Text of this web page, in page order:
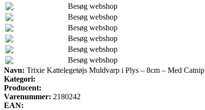
Besøg webshop
Besøg webshop
Besøg webshop
Besøg webshop
Besøg webshop
Besøg webshop
Navn: Trixie Kattelegetøjs Muldvarp i Plys – 8cm – Med Catnip
Kategori:
Producent:
Varenummer: 2180242
EAN: